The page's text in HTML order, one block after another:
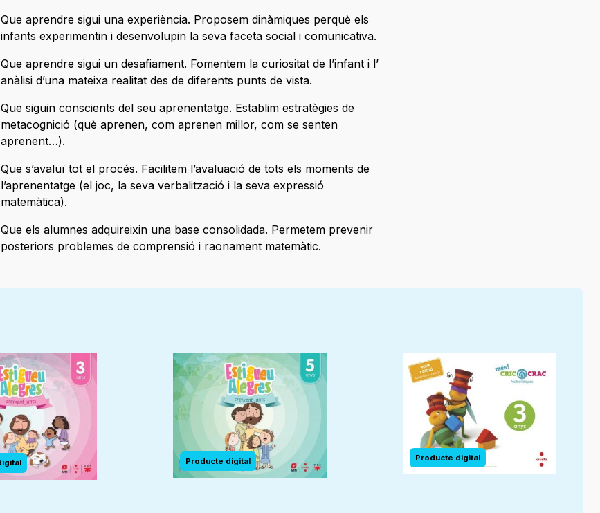
Que aprendre sigui una experiència. Proposem dinàmiques perquè els
infants experimentin i desenvolupin la seva faceta social i comunicativa.
Que aprendre sigui un desafiament. Fomentem la curiositat de l’infant i l’
anàlisi d’una mateixa realitat des de diferents punts de vista.
Que siguin conscients del seu aprenentatge. Establim estratègies de
metacognició (què aprenen, com aprenen millor, com se senten
aprenent…).
Que s’avaluï tot el procés. Facilitem l’avaluació de tots els moments de
l’aprenentatge (el joc, la seva verbalització i la seva expressió
matemàtica).
Que els alumnes adquireixin una base consolidada. Permetem prevenir
posteriors problemes de comprensió i raonament matemàtic.